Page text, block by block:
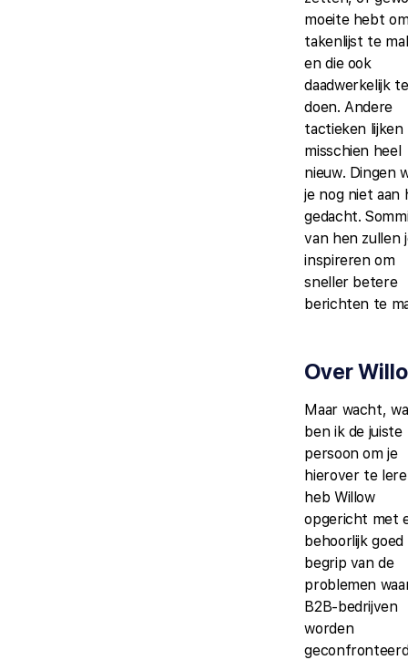
moeite hebt
takenlijst te
en die ook
daadwerkelijk te
doen. Andere
tactieken lijken
misschien heel
nieuw. Dingen
je nog niet aan
gedacht.
van hen zullen
inspireren om
sneller betere
berichten te
Over
Maar wacht,
ben ik de juiste
persoon om je
hierover te
heb Willow
opgericht met
behoorlijk goed
begrip van de
problemen
B2B-bedrijven
worden